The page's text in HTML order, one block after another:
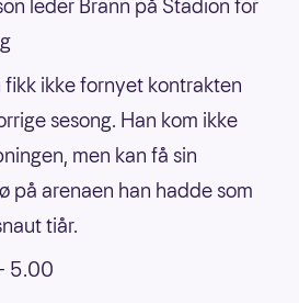
leder Brann på Stadion for
fikk ikke fornyet kontrakten
sesong. Han kom ikke
men kan få sin
på arenaen han hadde som
tiår.
5.00